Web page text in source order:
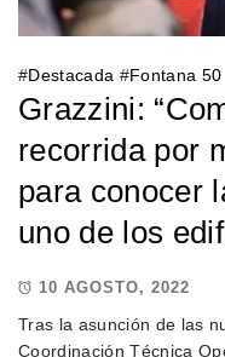
#Destacada #Fontana 50
Grazzini:
recorrida por
para conocer
uno de los
10 AGOSTO, 2022
Tras la asunción de las
Coordinación Técnica